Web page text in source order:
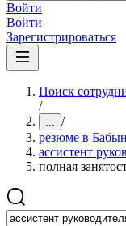
Войти
Войти
Зарегистрироваться
Поиск
/
... /
резюме в
ассистент
полная